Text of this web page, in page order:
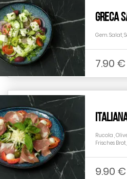
Greca
Gem. Salat,
7.90 €
Rucola ,
Frisches
9.90 €